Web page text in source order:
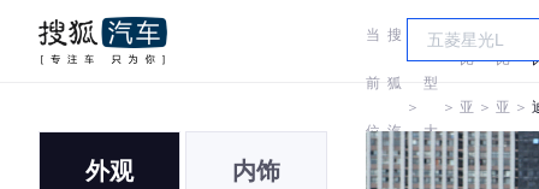
当
前
位
置:
搜
狐
汽
车
＞
车
型
大
全
＞
比
亚
迪
＞
比
亚
迪
＞
外观 内饰